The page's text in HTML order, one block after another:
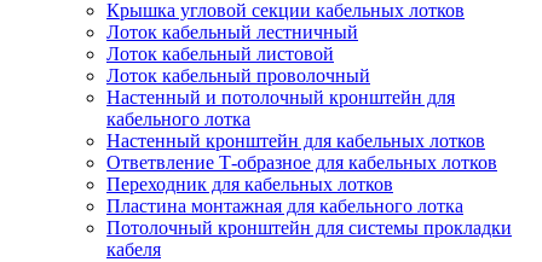
Крышка угловой секции кабельных лотков
Лоток кабельный лестничный
Лоток кабельный листовой
Лоток кабельный проволочный
Настенный и потолочный кронштейн для
кабельного лотка
Настенный кронштейн для кабельных лотков
Ответвление Т-образное для кабельных лотков
Переходник для кабельных лотков
Пластина монтажная для кабельного лотка
Потолочный кронштейн для системы прокладки
кабеля